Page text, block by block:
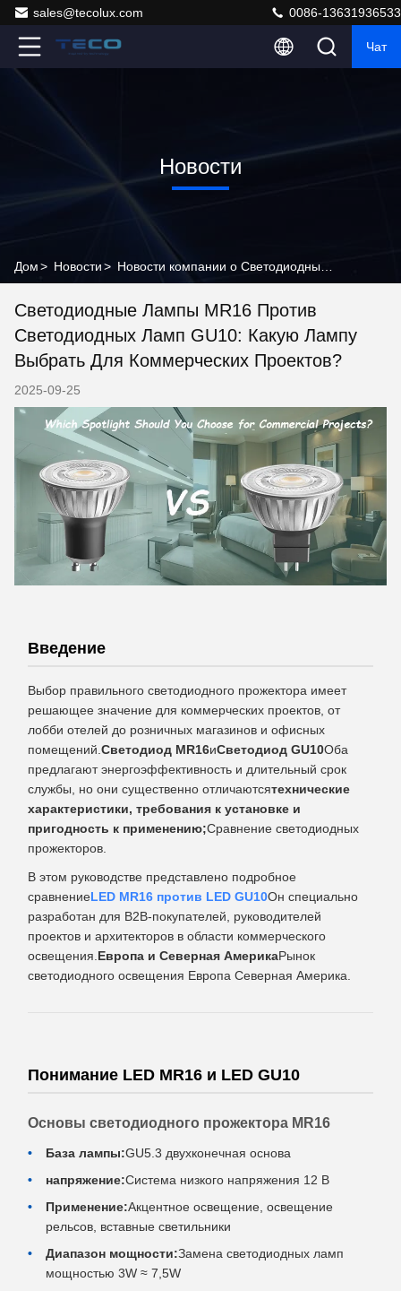
sales@tecolux.com 0086-13631936533
Чат
Новости
Дом> Новости>
Светодиодные Лампы MR16 Против
Светодиодных Ламп GU10: Какую Лампу
Выбрать Для Коммерческих Проектов?
2025-09-25
Введение
Выбор правильного светодиодного прожектора имеет
решающее значение для коммерческих проектов, от
лобби отелей до розничных магазинов и офисных
помещений. Светодиод MR16иСветодиод GU10Оба
предлагают энергоэффективность и длительный срок
службы, но они существенно отличаютсятехнические
характеристики, требования к установке и
пригодность к применению;Сравнение светодиодных
прожекторов.
В этом руководстве представлено подробное
сравнениеLED MR16 против LED GU10Он специально
разработан для B2B-покупателей, руководителей
проектов и архитекторов в области коммерческого
освещения. Европа и Северная АмерикаРынок
светодиодного освещения Европа Северная Америка.
Понимание LED MR16 и LED GU10
Основы светодиодного прожектора MR16
База лампы:GU5.3 двухконечная основа
напряжение:Система низкого напряжения 12 В
Применение:Акцентное освещение, освещение
рельсов, вставные светильники
Диапазон мощности:Замена светодиодных ламп
мощностью 3W ≈ 7,5W